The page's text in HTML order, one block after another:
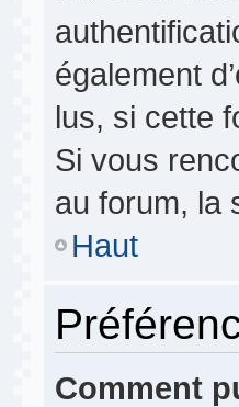
également
lus, si cette
Si vous
au forum, la
Haut
Comment